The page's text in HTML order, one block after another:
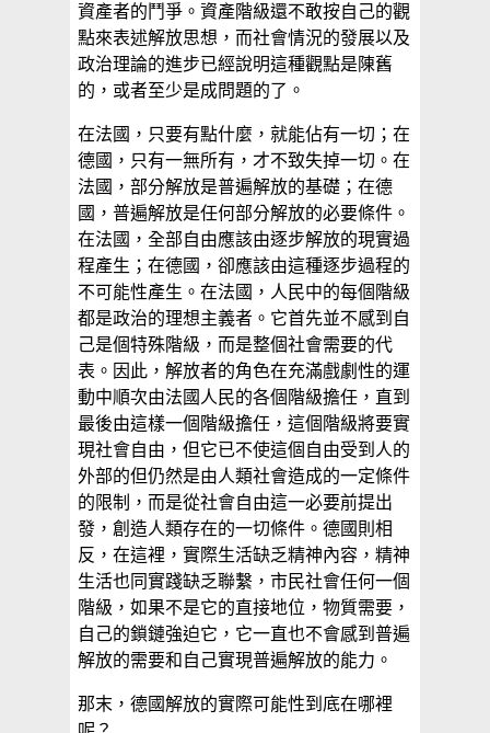
資產者的鬥爭。資產階級還不敢按自己的觀
點來表述解放思想，而社會情況的發展以及
政治理論的進步已經說明這種觀點是陳舊
的，或者至少是成問題的了。
在法國，只要有點什麼，就能佔有一切；在
德國，只有一無所有，才不致失掉一切。在
法國，部分解放是普遍解放的基礎；在德
國，普遍解放是任何部分解放的必要條件。
在法國，全部自由應該由逐步解放的現實過
程產生；在德國，卻應該由這種逐步過程的
不可能性產生。在法國，人民中的每個階級
都是政治的理想主義者。它首先並不感到自
己是個特殊階級，而是整個社會需要的代
表。因此，解放者的角色在充滿戲劇性的運
動中順次由法國人民的各個階級擔任，直到
最後由這樣一個階級擔任，這個階級將要實
現社會自由，但它已不使這個自由受到人的
外部的但仍然是由人類社會造成的一定條件
的限制，而是從社會自由這一必要前提出
發，創造人類存在的一切條件。德國則相
反，在這裡，實際生活缺乏精神內容，精神
生活也同實踐缺乏聯繫，市民社會任何一個
階級，如果不是它的直接地位，物質需要，
自己的鎖鏈強迫它，它一直也不會感到普遍
解放的需要和自己實現普遍解放的能力。
那末，德國解放的實際可能性到底在哪裡